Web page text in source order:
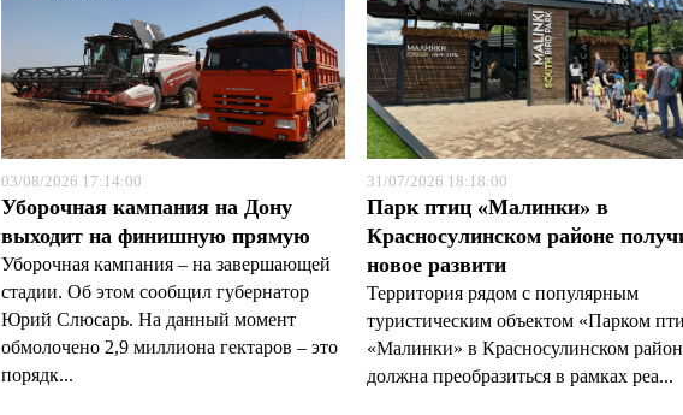
03/08/2026 17:14:00
Уборочная кампания на Дону
выходит на финишную прямую
Уборочная кампания – на завершающей
стадии. Об этом сообщил губернатор
Юрий Слюсарь. На данный момент
обмолочено 2,9 миллиона гектаров – это
порядк...
31/07/2026 18:18:00
Парк птиц «Малинки» в
Красносулинском районе
новое развити
Территория рядом с популярным
туристическим объектом «Парком
«Малинки» в Красносулинском
должна преобразиться в рамках реа...
Я согласен с политикой конфиденциальности и защиты информации*
Я согласен с политикой конфиденциальности и защиты информации*